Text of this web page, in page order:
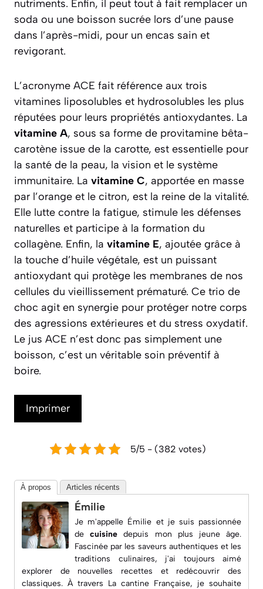
nutriments. Enfin, il peut tout à fait remplacer un
soda ou une boisson sucrée lors d’une pause
dans l’après-midi, pour un encas sain et
revigorant.
L’acronyme ACE fait référence aux trois
vitamines liposolubles et hydrosolubles les plus
réputées pour leurs propriétés antioxydantes. La
vitamine A, sous sa forme de provitamine bêta-
carotène issue de la carotte, est essentielle pour
la santé de la peau, la vision et le système
immunitaire. La vitamine C, apportée en masse
par l’orange et le citron, est la reine de la vitalité.
Elle lutte contre la fatigue, stimule les défenses
naturelles et participe à la formation du
collagène. Enfin, la vitamine E, ajoutée grâce à
la touche d’huile végétale, est un puissant
antioxydant qui protège les membranes de nos
cellules du vieillissement prématuré. Ce trio de
choc agit en synergie pour protéger notre corps
des agressions extérieures et du stress oxydatif.
Le jus ACE n’est donc pas simplement une
boisson, c’est un véritable soin préventif à
boire.
Imprimer
5/5 - (382 votes)
À propos Articles récents
Émilie
Je m'appelle Émilie et je suis passionnée
decuisine depuis mon plus jeune âge.
Fascinée par les saveurs authentiques et les
traditions culinaires, j'ai toujours aimé
explorer de nouvelles recettes et redécouvrir des
classiques. À travers La cantine Française, je souhaite